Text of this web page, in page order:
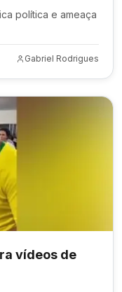
política e ameaça
Gabriel Rodrigues
vídeos de